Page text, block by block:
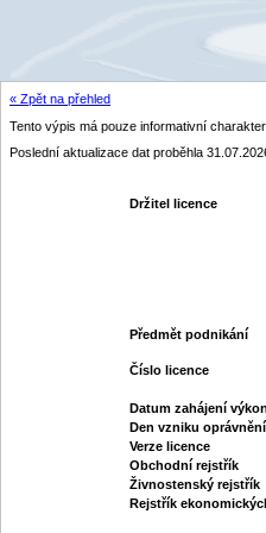
« Zpět na přehled
Tento výpis má pouze informativní
Poslední aktualizace dat proběhla
Držitel licence
Předmět podnikání
Číslo licence
Datum zahájení
Den vzniku oprávnění
Verze licence
Obchodní rejstřík
Živnostenský rejstřík
Rejstřík